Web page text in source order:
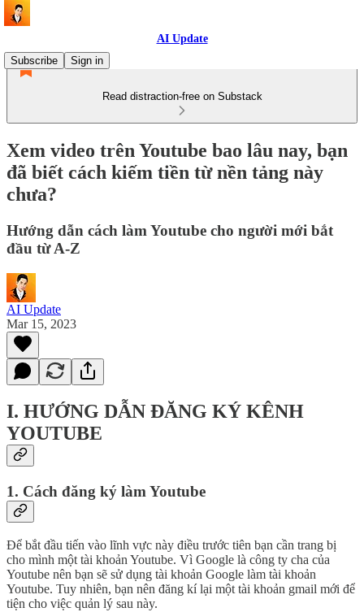
AI Update
Subscribe
Sign in
Read distraction-free on Substack
Xem video trên Youtube bao lâu nay, bạn
đã biết cách kiếm tiền từ nền tảng này
chưa?
Hướng dẫn cách làm Youtube cho người mới bắt
đầu từ A-Z
AI Update
Mar 15, 2023
I. HƯỚNG DẪN ĐĂNG KÝ KÊNH
YOUTUBE
1. Cách đăng ký làm Youtube
Để bắt đầu tiến vào lĩnh vực này điều trước tiên bạn cần trang bị
cho mình một tài khoản Youtube. Vì Google là công ty cha của
Youtube nên bạn sẽ sử dụng tài khoản Google làm tài khoản
Youtube. Tuy nhiên, bạn nên đăng kí lại một tài khoản gmail mới để
tiện cho việc quản lý sau này.